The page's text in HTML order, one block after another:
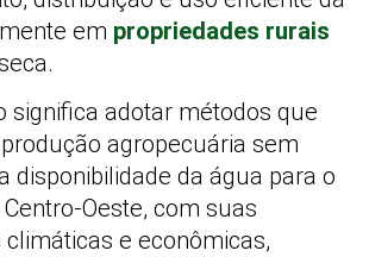
em propriedades rurais
significa adotar métodos que
agropecuária sem
disponibilidade da água para o
Oeste, com suas
e econômicas,